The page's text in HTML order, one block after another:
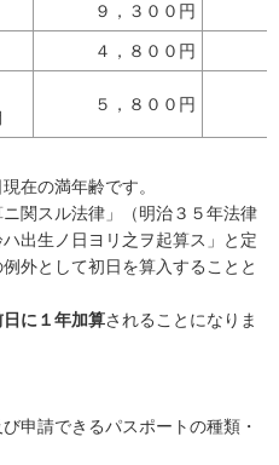
９，３００円
４，８００円
５，８００円
在の満年齢です。
関スル法律」（明治３５年法律
出生ノ日ヨリ之ヲ起算ス」と定
外として初日を算入することと
に１年加算されることになりま
申請できるパスポートの種類・